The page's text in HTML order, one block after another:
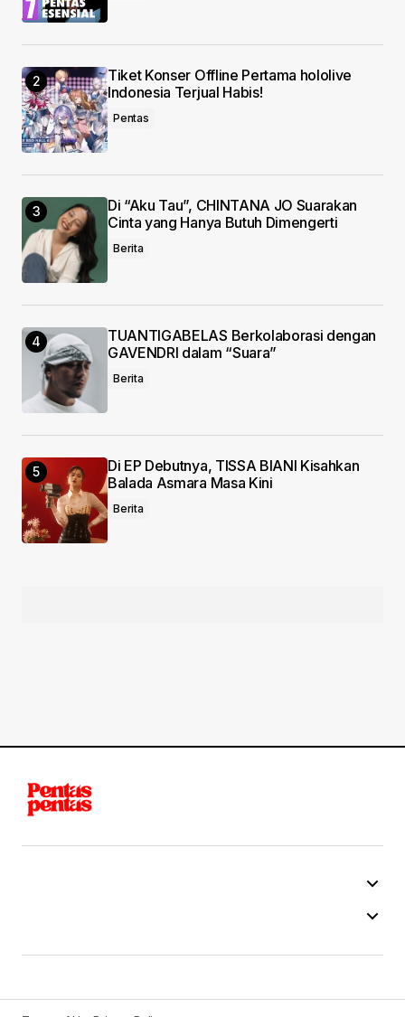
Tiket Konser Offline Pertama hololive
Indonesia Terjual Habis!
Pentas
Di “Aku Tau”, CHINTANA JO Suarakan
Cinta yang Hanya Butuh Dimengerti
Berita
TUANTIGABELAS Berkolaborasi dengan
GAVENDRI dalam “Suara”
Berita
Di EP Debutnya, TISSA BIANI Kisahkan
Balada Asmara Masa Kini
Berita